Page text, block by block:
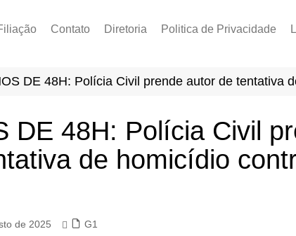
Contato Diretoria
PCCR 2022
Tabela de Venc. 2025
Politica de Privacidade
DE 48H: Polícia Civil prende autor de tentativa
DE 48H: Polícia Civil
de homicídio
de 2025 G1